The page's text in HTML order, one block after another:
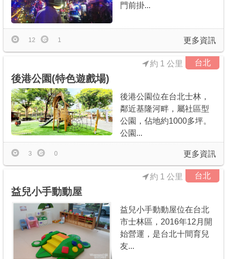
門前掛...
更多資訊
12 1
台北
後港公園(特色遊戲場)
約 1 公里
後港公園位在台北士林，
鄰近基隆河畔，屬社區型
公園，佔地約1000多坪。
公園...
更多資訊
3 0
台北
益兒小手動動屋
約 1 公里
益兒小手動動屋位在台北
市士林區，2016年12月開
始營運，是台北十間育兒
友...